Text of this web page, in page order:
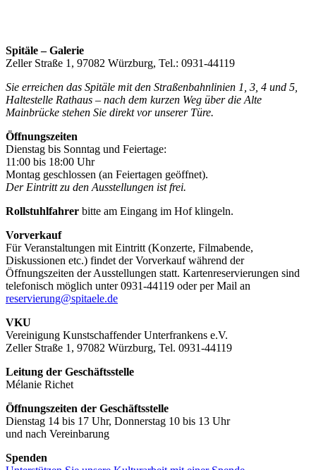
Spitäle – Galerie
Zeller Straße 1, 97082 Würzburg, Tel.: 0931-44119
Sie erreichen das Spitäle mit den Straßenbahnlinien 1, 3, 4 und 5,
Haltestelle Rathaus – nach dem kurzen Weg über die Alte
Mainbrücke stehen Sie direkt vor unserer Türe.
Öffnungszeiten
Dienstag bis Sonntag und Feiertage:
11:00 bis 18:00 Uhr
Montag geschlossen (an Feiertagen geöffnet).
Der Eintritt zu den Ausstellungen ist frei.
Rollstuhlfahrer bitte am Eingang im Hof klingeln.
Vorverkauf
Für Veranstaltungen mit Eintritt (Konzerte, Filmabende,
Diskussionen etc.) findet der Vorverkauf während der
Öffnungszeiten der Ausstellungen statt. Kartenreservierungen sind
telefonisch möglich unter 0931-44119 oder per Mail an
reservierung@spitaele.de
VKU
Vereinigung Kunstschaffender Unterfrankens e.V.
Zeller Straße 1, 97082 Würzburg, Tel. 0931-44119
Leitung der Geschäftsstelle
Mélanie Richet
Öffnungszeiten der Geschäftsstelle
Dienstag 14 bis 17 Uhr, Donnerstag 10 bis 13 Uhr
und nach Vereinbarung
Spenden